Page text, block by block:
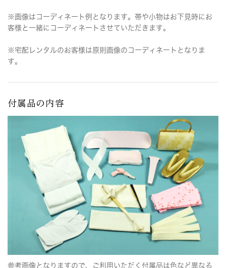
※画像はコーディネート例となります。帯や小物はお下見時にお
客様と一緒にコーディネートさせていただきます。
※宅配レンタルのお客様は原則画像のコーディネートとなりま
す。
付属品の内容
参考画像となりますので、ご利用いただく付属品は色など異なる